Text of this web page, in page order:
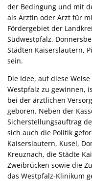
der Bedingung und mit
als Ärztin oder Arzt für
Fördergebiet der
Südwestpfalz,
Städten Kaiserslautern,
sein.
Die Idee, auf diese
Westpfalz zu gewinnen,
bei der ärztlichen
geboren. Neben der
Sicherstellungsauftrag
sich auch die Politik
Kaiserslautern, Kusel,
Kreuznach, die Städte
Zweibrücken sowie die
das Westpfalz-Klinikum